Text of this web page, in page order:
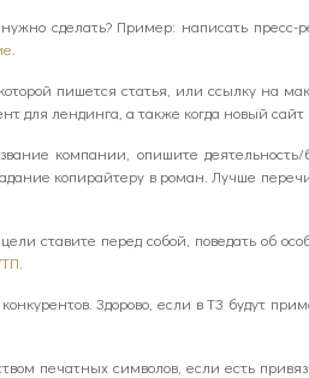
сделать? Пример: написать пресс-
пишется статья, или ссылку на
для лендинга, а также когда новый сайт
компании, опишите
копирайтеру в роман. Лучше
ставите перед собой, поведать об
Здорово, если в ТЗ будут
печатных символов, если есть